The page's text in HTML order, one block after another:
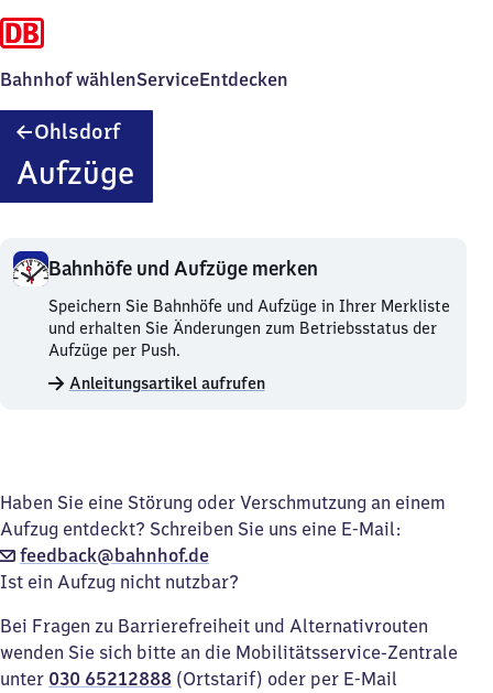
Bahnhof wählenServiceEntdecken
OhlsdorfOhlsdorf
Aufzüge
Bahnhöfe und Aufzüge merken
Bahnhöfe
und
Aufzüge
merken.
Speichern Sie Bahnhöfe und Aufzüge in Ihrer Merkliste
und erhalten Sie Änderungen zum Betriebsstatus der
Aufzüge per Push.
Anleitungsartikel aufrufen
Haben Sie eine Störung oder Verschmutzung an einem
Aufzug entdeckt? Schreiben Sie uns eine E-Mail:
feedback@bahnhof.de
Ist ein Aufzug nicht nutzbar?
Bei Fragen zu Barrierefreiheit und Alternativrouten
wenden Sie sich bitte an die Mobilitätsservice-Zentrale
unter 030 65212888 (Ortstarif) oder per E-Mail